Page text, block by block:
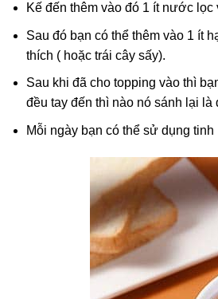
Kế đến thêm vào đó 1 ít nước
Sau đó bạn có thể thêm vào 1 ít
thích ( hoặc trái cây sấy).
Sau khi đã cho topping vào thì
đều tay đến thì nào nó sánh lại
Mỗi ngày bạn có thể sử dụng